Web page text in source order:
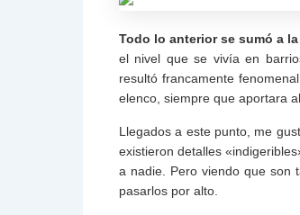
Todo lo anterior se sumó a
el nivel que se vivía en
resultó francamente
elenco, siempre que aportara
Llegados a este punto, me
existieron detalles
a nadie. Pero viendo que son
pasarlos por alto.